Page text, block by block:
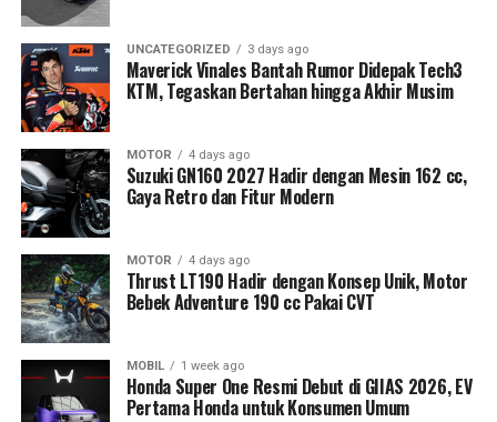
UNCATEGORIZED 3 days ago
Maverick Vinales Bantah Rumor Didepak Tech3
KTM, Tegaskan Bertahan hingga Akhir Musim
MOTOR 4 days ago
Suzuki GN160 2027 Hadir dengan Mesin 162 cc,
Gaya Retro dan Fitur Modern
MOTOR 4 days ago
Thrust LT190 Hadir dengan Konsep Unik, Motor
Bebek Adventure 190 cc Pakai CVT
MOBIL 1 week ago
Honda Super One Resmi Debut di GIIAS 2026, EV
Pertama Honda untuk Konsumen Umum